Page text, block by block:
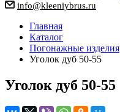
info@kleeniybrus.ru
Главная
Каталог
Погонажные изделия
Уголок дуб 50-55
Уголок дуб 50-55